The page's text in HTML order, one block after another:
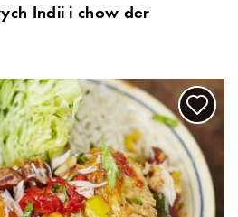
Indii i chow der